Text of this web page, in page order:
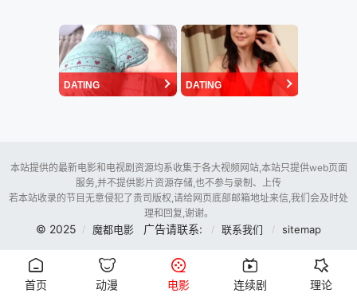
DATING DATING
本站提供的最新电影和电视剧资源均系收集于各大视频网站,本站只提供web页面
服务,并不提供影片资源存储,也不参与录制、上传
若本站收录的节目无意侵犯了贵司版权,请给网页底部邮箱地址来信,我们会及时处
理和回复,谢谢。
© 2025 魔都电影 广告请联系: 联系我们 sitemap
首页 动漫 电影 连续剧 理论